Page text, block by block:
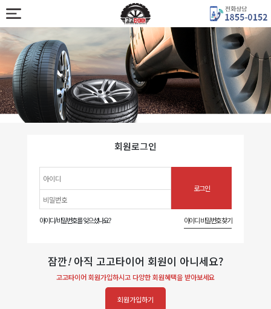
회원로그인
아이디/비밀번호를 잊으셨나요? 아이디 비밀번호 찾기
잠깐!아직 고고타이어 회원이 아니세요?
고고타이어 회원가입하시고 다양한 회원혜택을 받아보세요
회원가입하기